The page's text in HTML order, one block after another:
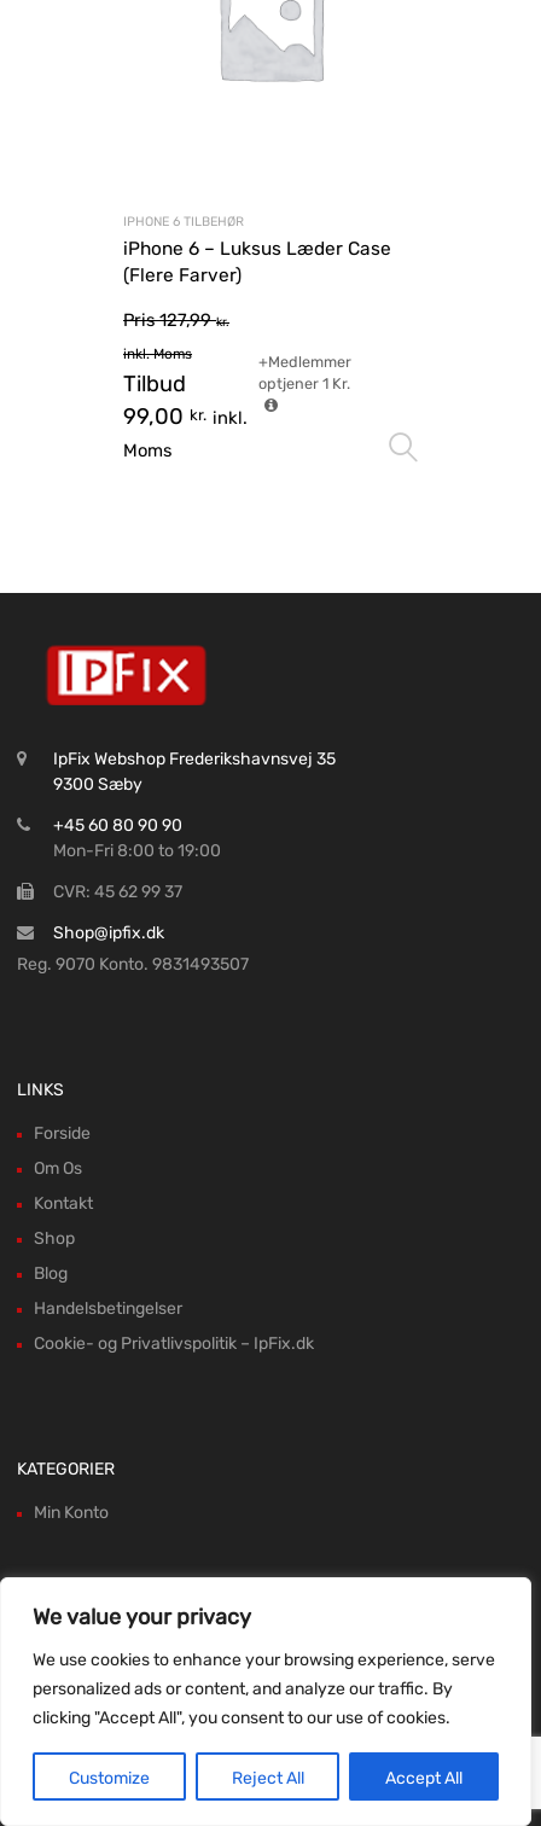
We value your privacy
We use cookies to enhance your browsing experience, serve
personalized ads or content, and analyze our traffic. By
clicking "Accept All", you consent to our use of cookies.
Customize Reject All Accept All
IPHONE 6 TILBEHØR
iPhone 6 – Luksus Læder Case
(Flere Farver)
Pris127,99kr.
inkl. Moms
Tilbud
99,00 kr. inkl.
Moms
+Medlemmer
optjener 1Kr.
IpFix Webshop Frederikshavnsvej 35
9300 Sæby
+45 60 80 90 90
Mon-Fri 8:00 to 19:00
CVR: 45 62 99 37
Shop@ipfix.dk
Reg. 9070 Konto. 9831493507
LINKS
Forside
Om Os
Kontakt
Shop
Blog
Handelsbetingelser
Cookie- og Privatlivspolitik – IpFix.dk
KATEGORIER
Min Konto